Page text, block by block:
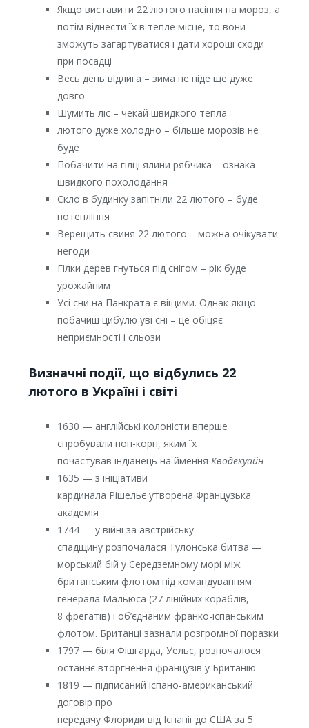
Якщо виставити 22 лютого насіння на мороз, а
потім віднести їх в тепле місце, то вони
зможуть загартуватися і дати хороші сходи
при посадці
Весь день відлига – зима не піде ще дуже
довго
Шумить ліс – чекай швидкого тепла
лютого дуже холодно – більше морозів не
буде
Побачити на гілці ялини рябчика – ознака
швидкого похолодання
Скло в будинку запітніли 22 лютого – буде
потепління
Верещить свиня 22 лютого – можна очікувати
негоди
Гілки дерев гнуться під снігом – рік буде
урожайним
Усі сни на Панкрата є віщими. Однак якщо
побачиш цибулю уві сні – це обіцяє
неприємності і сльози
Визначні події, що відбулись 22
лютого в Україні і світі
1630 — англійські колоністи вперше
спробували поп-корн, яким їх
почастував індіанець на ймення Кводекуайн
1635 — з ініціативи
кардинала Рішельє утворена Французька
академія
1744 — у війні за австрійську
спадщину розпочалася Тулонська битва —
морський бій у Середземному морі між
британським флотом під командуванням
генерала Мальюса (27 лінійних кораблів,
8 фрегатів) і об’єднаним франко-іспанським
флотом. Британці зазнали розгромної поразки
1797 — біля Фішгарда, Уельс, розпочалося
останнє вторгнення французів у Британію
1819 — підписаний іспано-американський
договір про
передачу Флориди від Іспанії до США за 5